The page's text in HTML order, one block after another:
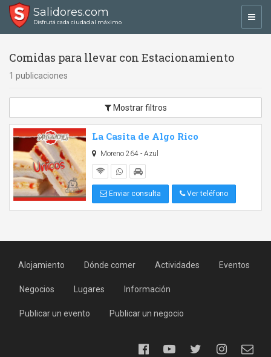
Salidores.com
Disfrutá cada ciudad al máximo
Comidas para llevar con Estacionamiento
1 publicaciones
Mostrar filtros
La Casita de Algo Rico
Moreno 264 - Azul
Enviar consulta Ver teléfono
Alojamiento Dónde comer Actividades Eventos
Negocios Lugares Información
Publicar un evento Publicar un negocio